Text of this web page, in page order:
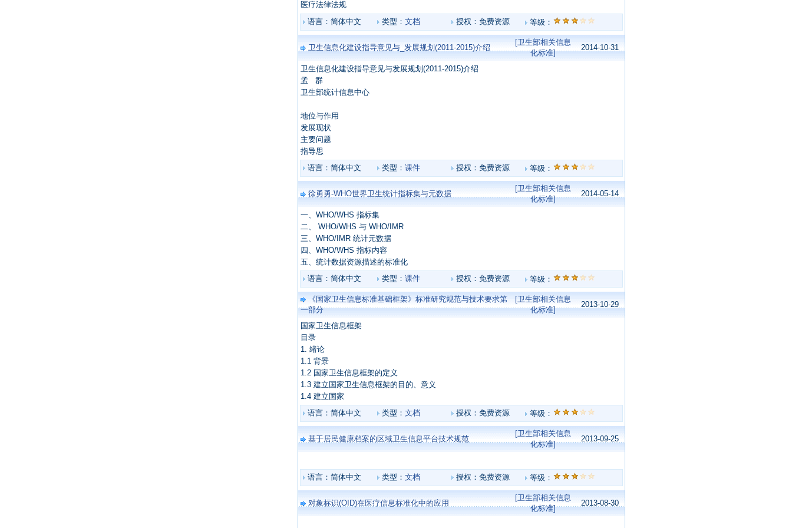
医疗法律法规
语言：简体中文
类型： 文档 授权：免费资源 等级：
卫生信息化建设指导意见与_发展规划(2011-2015)介绍
[卫生部相关信息
化标准]
2014-10-31
卫生信息化建设指导意见与 发展规划(2011-2015)介绍
孟 群
卫生部统计信息中心
地位与作用
发展现状
主要问题
指导思
语言：简体中文
类型： 课件 授权：免费资源 等级：
徐勇勇-WHO世界卫生统计指标集与元数据
[卫生部相关信息
化标准]
2014-05-14
一、WHO/WHS 指标集
二、 WHO/WHS 与 WHO/IMR
三、WHO/IMR 统计元数据
四、WHO/WHS 指标内容
五、统计数据资源描述的标准化
语言：简体中文
类型： 课件 授权：免费资源 等级：
《国家卫生信息标准基础框架》标准研究规范与技术要求第
一部分
[卫生部相关信息
化标准]
2013-10-29
国家卫生信息框架
目录
1. 绪论
1.1 背景
1.2 国家卫生信息框架的定义
1.3 建立国家卫生信息框架的目的、意义
1.4 建立国家
语言：简体中文
类型： 文档 授权：免费资源 等级：
基于居民健康档案的区域卫生信息平台技术规范
[卫生部相关信息
化标准]
2013-09-25
语言：简体中文 类型： 文档 授权：免费资源 等级：
对象标识(OID)在医疗信息标准化中的应用
[卫生部相关信息
化标准]
2013-08-30